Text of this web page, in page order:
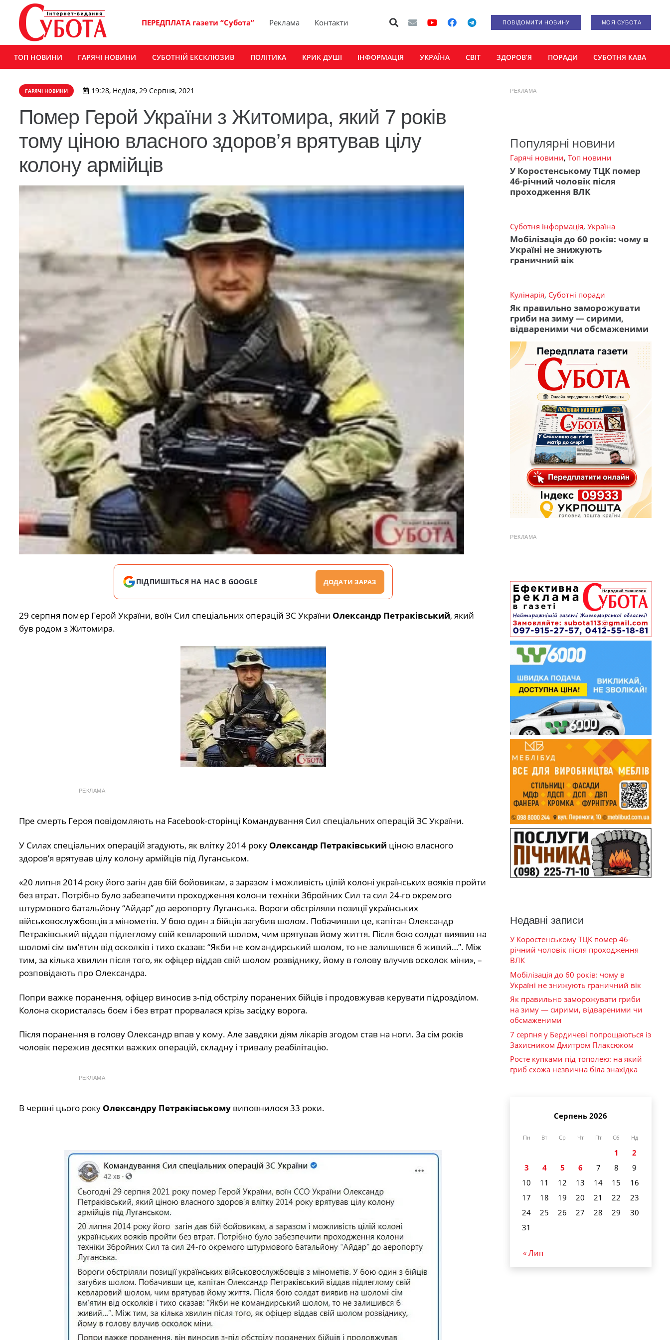
ПЕРЕДПЛАТА газети “Субота” Реклама Контакти ПОВІДОМИТИ НОВИНУ МОЯ СУБОТА
ТОП НОВИНИ ГАРЯЧІ НОВИНИ СУБОТНІЙ ЕКСКЛЮЗИВ ПОЛІТИКА КРИК ДУШІ ІНФОРМАЦІЯ УКРАЇНА СВІТ ЗДОРОВ’Я ПОРАДИ СУБОТНЯ КАВА
ГАРЯЧІ НОВИНИ 19:28, Неділя, 29 Серпня, 2021
Помер Герой України з Житомира, який 7 років
тому ціною власного здоров’я врятував цілу
колону армійців
ПІДПИШІТЬСЯ НА НАС В GOOGLE ДОДАТИ ЗАРАЗ
29 серпня помер Герой України, воїн Сил спеціальних операцій ЗС України Олександр Петраківський, який
був родом з Житомира.
РЕКЛАМА
Пре смерть Героя повідомляють на Facebook-сторінці Командування Сил спеціальних операцій ЗС України.
У Силах спеціальних операцій згадують, як влітку 2014 року Олександр Петраківський ціною власного
здоров’я врятував цілу колону армійців під Луганськом.
«20 липня 2014 року його загін дав бій бойовикам, а заразом і можливість цілій колоні українських вояків пройти
без втрат. Потрібно було забезпечити проходження колони техніки Збройних Сил та сил 24-го окремого
штурмового батальйону “Айдар” до аеропорту Луганська. Вороги обстріляли позиції українських
військовослужбовців з мінометів. У бою один з бійців загубив шолом. Побачивши це, капітан Олександр
Петраківський віддав підлеглому свій кевларовий шолом, чим врятував йому життя. Після бою солдат виявив на
шоломі сім вм’ятин від осколків і тихо сказав: “Якби не командирський шолом, то не залишився б живий…”. Між
тим, за кілька хвилин після того, як офіцер віддав свій шолом розвіднику, йому в голову влучив осколок міни», –
розповідають про Олександра.
Попри важке поранення, офіцер виносив з-під обстрілу поранених бійців і продовжував керувати підрозділом.
Колона скористалась боєм і без втрат прорвалася крізь засідку ворога.
Після поранення в голову Олександр впав у кому. Але завдяки діям лікарів згодом став на ноги. За сім років
чоловік пережив десятки важких операцій, складну і тривалу реабілітацію.
РЕКЛАМА
В червні цього року Олександру Петраківськомувиповнилося 33 роки.
РЕКЛАМА
Популярні новини
Гарячі новини, Топ новини
У Коростенському ТЦК помер
46-річний чоловік після
проходження ВЛК
Суботня інформація, Україна
Мобілізація до 60 років: чому в
Україні не знижують
граничний вік
Кулінарія, Суботні поради
Як правильно заморожувати
гриби на зиму — сирими,
відвареними чи обсмаженими
РЕКЛАМА
Недавні записи
У Коростенському ТЦК помер 46-
річний чоловік після проходження
ВЛК
Мобілізація до 60 років: чому в
Україні не знижують граничний вік
Як правильно заморожувати гриби
на зиму — сирими, відвареними чи
обсмаженими
7 серпня у Бердичеві попрощаються із
Захисником Дмитром Плаксюком
Росте купками під тополею: на який
гриб схожа незвична біла знахідка
Серпень 2026
Пн Вт Ср Чт Пт Сб Нд
1
2
3
4 5 6 7 8
9
10
11 12 13 14 15
16
17
18 19 20 21 22
23
24
25 26 27 28 29
30
31
« Лип